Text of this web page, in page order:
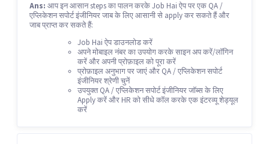
Ans: आप इन आसान steps का पालन करके Job Hai ऐप पर एक QA /
एप्लिकेशन सपोर्ट इंजीनियर जाब के लिए आसानी से apply कर सकते हैं और
जाब प्राप्त कर सकते हैं:
Job Hai ऐप डाउनलोड करें
अपने मोबाइल नंबर का उपयोग करके साइन अप करें/लॉगिन
करें और अपनी प्रोफ़ाइल को पूरा करें
प्रोफ़ाइल अनुभाग पर जाएं और QA / एप्लिकेशन सपोर्ट
इंजीनियर श्रेणी चुनें
उपयुक्त QA / एप्लिकेशन सपोर्ट इंजीनियर जॉब्स के लिए
Apply करें और HR को सीधे कॉल करके एक इंटरव्यू शेड्यूल
करें